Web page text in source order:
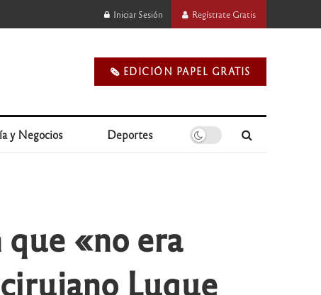
Iniciar Sesión Regístrate Gratis
🗞️ EDICIÓN PAPEL GRATIS
y Negocios Deportes
«no era
Luque